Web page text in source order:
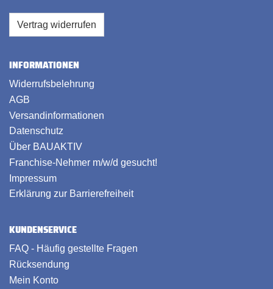
Vertrag widerrufen
INFORMATIONEN
Widerrufsbelehrung
AGB
Versandinformationen
Datenschutz
Über BAUAKTIV
Franchise-Nehmer m/w/d gesucht!
Impressum
Erklärung zur Barrierefreiheit
KUNDENSERVICE
FAQ - Häufig gestellte Fragen
Rücksendung
Mein Konto